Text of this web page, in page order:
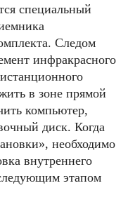
специальный
Следом
инфракрасного
в зоне прямой
компьютер,
диск. Когда
необходимо
внутреннего
этапом